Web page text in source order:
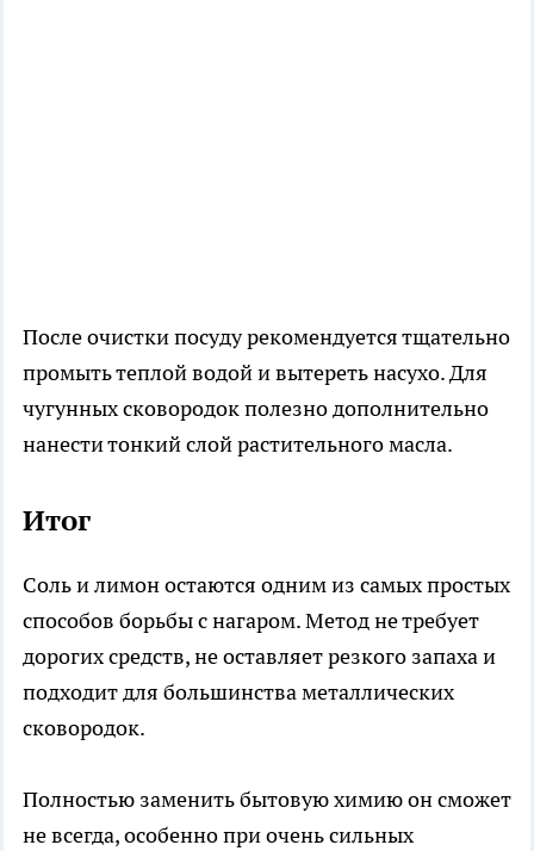
После очистки посуду рекомендуется тщательно
промыть теплой водой и вытереть насухо. Для
чугунных сковородок полезно дополнительно
нанести тонкий слой растительного масла.
Итог
Соль и лимон остаются одним из самых простых
способов борьбы с нагаром. Метод не требует
дорогих средств, не оставляет резкого запаха и
подходит для большинства металлических
сковородок.
Полностью заменить бытовую химию он сможет
не всегда, особенно при очень сильных